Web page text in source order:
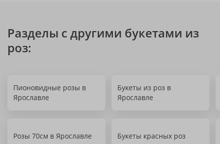
Разделы с другими букетами из
роз:
Пионовидные розы в
Ярославле
Букеты из роз в
Ярославле
Розы 70см в Ярославле Букеты красных роз